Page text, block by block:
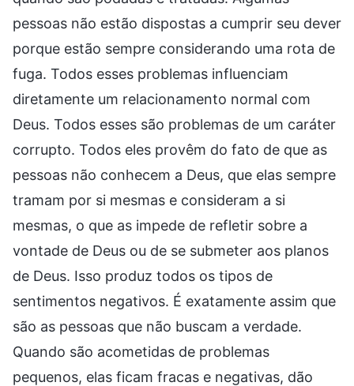
pessoas não estão dispostas a cumprir seu dever
porque estão sempre considerando uma rota de
fuga. Todos esses problemas influenciam
diretamente um relacionamento normal com
Deus. Todos esses são problemas de um caráter
corrupto. Todos eles provêm do fato de que as
pessoas não conhecem a Deus, que elas sempre
tramam por si mesmas e consideram a si
mesmas, o que as impede de refletir sobre a
vontade de Deus ou de se submeter aos planos
de Deus. Isso produz todos os tipos de
sentimentos negativos. É exatamente assim que
são as pessoas que não buscam a verdade.
Quando são acometidas de problemas
pequenos, elas ficam fracas e negativas, dão